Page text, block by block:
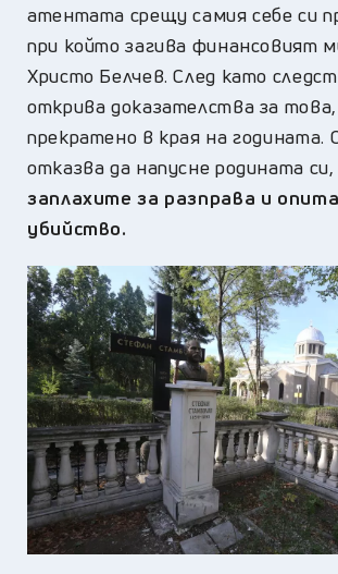
атентата срещу самия себе си
при който загива финансовият
Христо Белчев. След като
открива доказателства за
прекратено в края на годината.
отказва да напусне родината си,
заплахите за разправа и
убийство.